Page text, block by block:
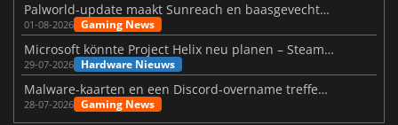
Palworld-update maakt Sunreach en baasgevechten stabieler
01-08-2026 Gaming News
Microsoft könnte Project Helix neu planen – Steam-Support wackelt
29-07-2026 Hardware Nieuws
Malware-kaarten en een Discord-overname treffen Meccha Chameleon
28-07-2026 Gaming News